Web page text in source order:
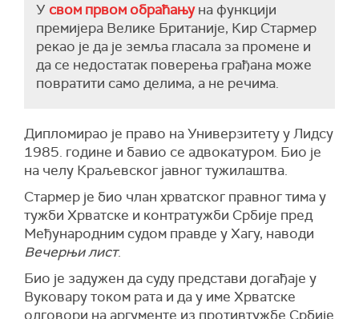
У свом првом обраћањуна функцији
премијера Велике Британије, Кир Стармер
рекао је да је земља гласала за промене и
да се недостатак поверења грађана може
повратити само делима, а не речима.
Дипломирао је право на Универзитету у Лидсу
1985. године и бавио се адвокатуром. Био је
на челу Краљевског јавног тужилаштва.
Стармер је био члан хрватског правног тима у
тужби Хрватске и контратужби Србије пред
Међународним судом правде у Хагу, наводи
Вечерњи лист.
Био је задужен да суду представи догађаје у
Вуковару током рата и да у име Хрватске
одговори на аргументе из противтужбе Србије